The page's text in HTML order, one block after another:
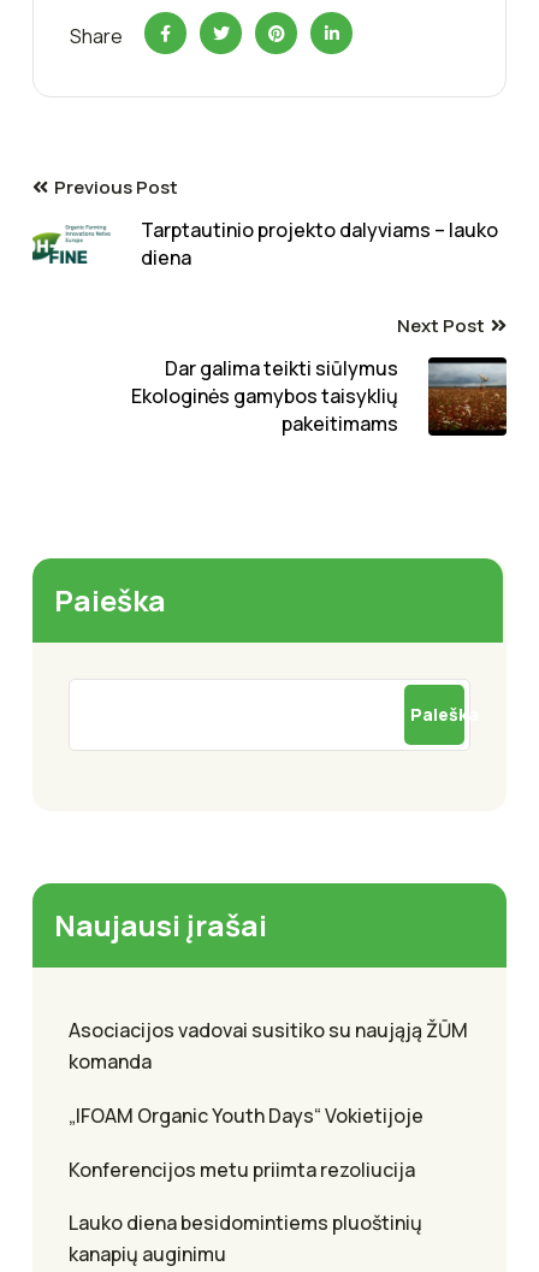
Share
Previous Post
Tarptautinio projekto dalyviams – lauko
diena
Next Post
Dar galima teikti siūlymus
Ekologinės gamybos taisyklių
pakeitimams
Paieška
Paieška
Naujausi įrašai
Asociacijos vadovai susitiko su naująją ŽŪM
komanda
„IFOAM Organic Youth Days“ Vokietijoje
Konferencijos metu priimta rezoliucija
Lauko diena besidomintiems pluoštinių
kanapių auginimu